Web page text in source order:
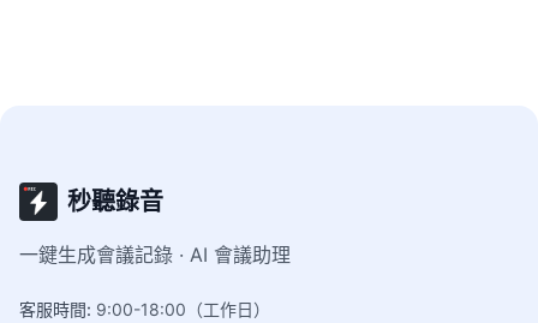
秒聽錄音
一鍵生成會議記錄 · AI 會議助理
客服時間: 9:00-18:00（工作日）